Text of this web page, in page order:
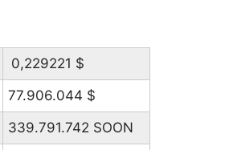
0,229221 $
77.906.044 $
339.791.742 SOON